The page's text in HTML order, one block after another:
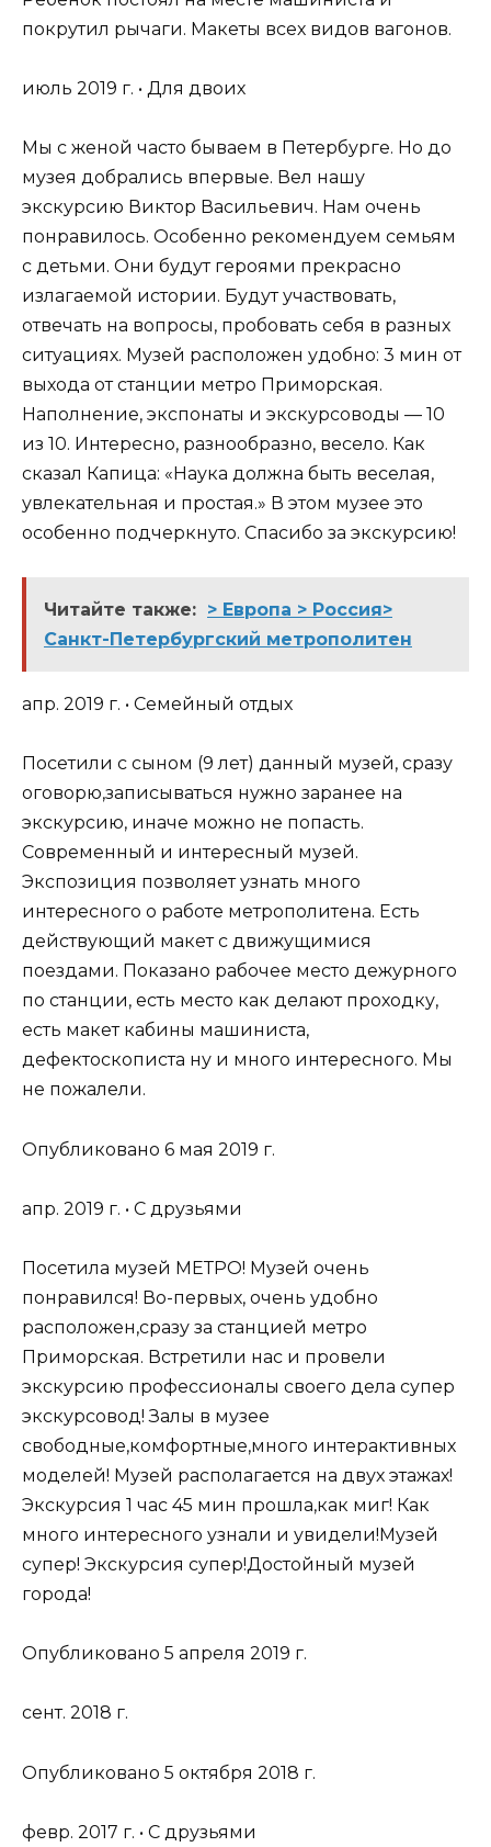
покрутил рычаги. Макеты всех видов вагонов.
июль 2019 г. • Для двоих
Мы с женой часто бываем в Петербурге. Но до
музея добрались впервые. Вел нашу
экскурсию Виктор Васильевич. Нам очень
понравилось. Особенно рекомендуем семьям
с детьми. Они будут героями прекрасно
излагаемой истории. Будут участвовать,
отвечать на вопросы, пробовать себя в разных
ситуациях. Музей расположен удобно: 3 мин от
выхода от станции метро Приморская.
Наполнение, экспонаты и экскурсоводы — 10
из 10. Интересно, разнообразно, весело. Как
сказал Капица: «Наука должна быть веселая,
увлекательная и простая.» В этом музее это
особенно подчеркнуто. Спасибо за экскурсию!
Читайте также: > Европа > Россия>
Санкт-Петербургский метрополитен
апр. 2019 г. • Семейный отдых
Посетили с сыном (9 лет) данный музей, сразу
оговорю,записываться нужно заранее на
экскурсию, иначе можно не попасть.
Современный и интересный музей.
Экспозиция позволяет узнать много
интересного о работе метрополитена. Есть
действующий макет с движущимися
поездами. Показано рабочее место дежурного
по станции, есть место как делают проходку,
есть макет кабины машиниста,
дефектоскописта ну и много интересного. Мы
не пожалели.
Опубликовано 6 мая 2019 г.
апр. 2019 г. • С друзьями
Посетила музей МЕТРО! Музей очень
понравился! Во-первых, очень удобно
расположен,сразу за станцией метро
Приморская. Встретили нас и провели
экскурсию профессионалы своего дела супер
экскурсовод! Залы в музее
свободные,комфортные,много интерактивных
моделей! Музей располагается на двух этажах!
Экскурсия 1 час 45 мин прошла,как миг! Как
много интересного узнали и увидели!Музей
супер! Экскурсия супер!Достойный музей
города!
Опубликовано 5 апреля 2019 г.
сент. 2018 г.
Опубликовано 5 октября 2018 г.
февр. 2017 г. • С друзьями